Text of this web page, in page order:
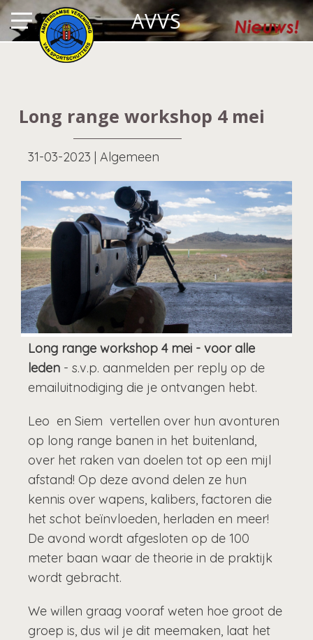
AVVS
Long range workshop 4 mei
31-03-2023 | Algemeen
Long range workshop 4 mei - voor alle
leden - s.v.p. aanmelden per reply op de
emailuitnodiging die je ontvangen hebt.
Leo en Siem vertellen over hun avonturen
op long range banen in het buitenland,
over het raken van doelen tot op een mijl
afstand! Op deze avond delen ze hun
kennis over wapens, kalibers, factoren die
het schot beïnvloeden, herladen en meer!
De avond wordt afgesloten op de 100
meter baan waar de theorie in de praktijk
wordt gebracht.
We willen graag vooraf weten hoe groot de
groep is, dus wil je dit meemaken, laat het